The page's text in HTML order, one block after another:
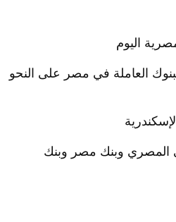
اليوم
العاملة في مصر على النحو
المصري وبنك مصر وبنك